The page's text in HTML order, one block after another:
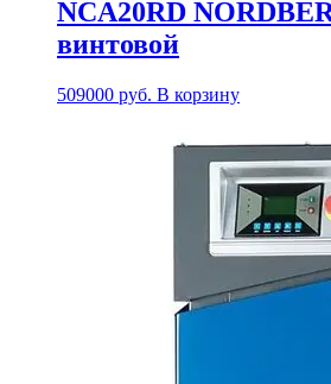
NCA20RD
винтовой
509000 руб. В корзину